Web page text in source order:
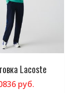
Lacoste
руб.